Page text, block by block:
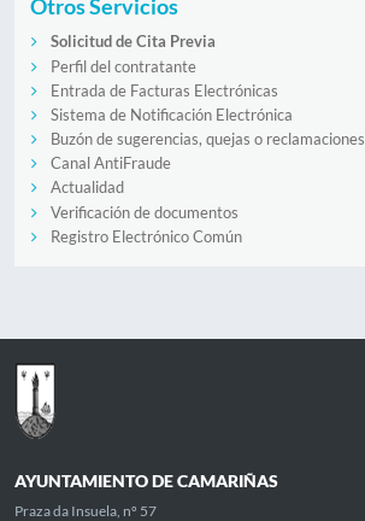
Otros Servicios
Solicitud de Cita Previa
Perfil del contratante
Entrada de Facturas Electrónicas
Sistema de Notificación Electrónica
Buzón de sugerencias, quejas o reclamaciones
Canal AntiFraude
Actualidad
Verificación de documentos
Registro Electrónico Común
AYUNTAMIENTO DE CAMARIÑAS
Praza da Insuela, nº 57